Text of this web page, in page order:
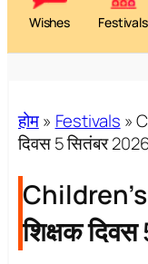
Wishes Festivals
होम» Festivals »
दिवस 5 सितंबर
शिक्षक